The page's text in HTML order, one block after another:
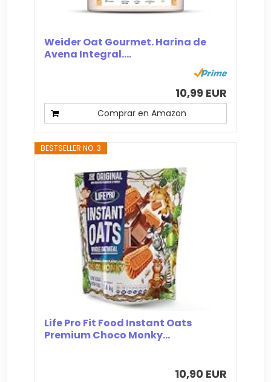
Weider Oat Gourmet. Harina de
Avena Integral....
10,99 EUR
Comprar en Amazon
BESTSELLER NO. 3
Life Pro Fit Food Instant Oats
Premium Choco Monky...
10,90 EUR